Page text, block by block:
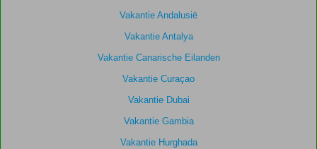
Vakantie Andalusië
Vakantie Antalya
Vakantie Canarische Eilanden
Vakantie Curaçao
Vakantie Dubai
Vakantie Gambia
Vakantie Hurghada